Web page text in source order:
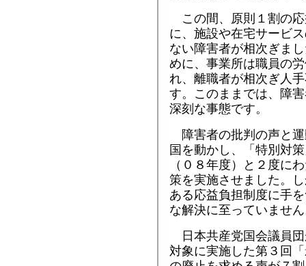
この間、原則１割の
に、施設や在宅サービ
ない障害者が相次ぎま
めに、事業所は職員の
れ、離職者が相次ぎ人
す。このままでは、障
深刻な事態です。
障害者の批判の声と
国を動かし、「特別対
（０８年度）と２度に
策を実施させました。
ある応益負担制度に手
な解決に至っていませ
日本共産党国会議員
対象に実施した第３回